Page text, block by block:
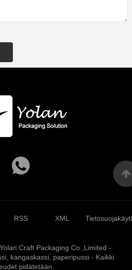
RSS XML
Craft Packaging Co.,Limited -
kangaskassi, paperipussi - Kaikki
pidätetään